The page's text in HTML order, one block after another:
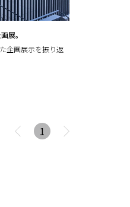
展。
企画展示を振り返
1